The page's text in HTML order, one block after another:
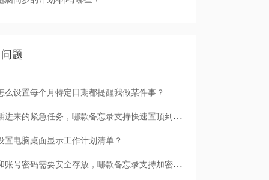
题
么设置每个月特定日期都提醒我做某件事？
临时插进来的紧急任务，哪款备忘录支持快速置顶到清单首位？
置电脑桌面显示工作计划清单？
日记和账号密码需要安全存放，哪款备忘录支持加密保护？